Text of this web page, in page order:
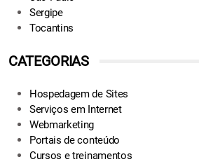
Sergipe
Tocantins
CATEGORIAS
Hospedagem de Sites
Serviços em Internet
Webmarketing
Portais de conteúdo
Cursos e treinamentos